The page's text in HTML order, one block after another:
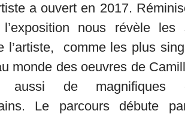
a ouvert en 2017.
l’exposition nous révèle
l’artiste, comme les plus
monde des oeuvres de
aussi de
Le parcours débute